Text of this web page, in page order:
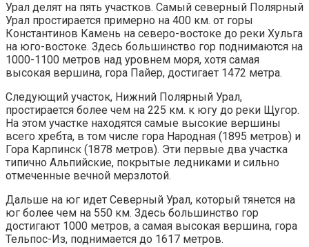
Урал делят на пять участков. Самый северный Полярный
Урал простирается примерно на 400 км. от горы
Константинов Камень на северо-востоке до реки Хульга
на юго-востоке. Здесь большинство гор поднимаются на
1000-1100 метров над уровнем моря, хотя самая
высокая вершина, гора Пайер, достигает 1472 метра.
Следующий участок, Нижний Полярный Урал,
простирается более чем на 225 км. к югу до реки Щугор.
На этом участке находятся самые высокие вершины
всего хребта, в том числе гора Народная (1895 метров) и
Гора Карпинск (1878 метров). Эти первые два участка
типично Альпийские, покрытые ледниками и сильно
отмеченные вечной мерзлотой.
Дальше на юг идет Северный Урал, который тянется на
юг более чем на 550 км. Здесь большинство гор
достигают 1000 метров, а самая высокая вершина, гора
Тельпос-Из, поднимается до 1617 метров.